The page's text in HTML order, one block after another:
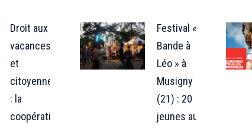
Droit aux
vacances
et
citoyenneté
: la
coopération
Festival « La
Bande à
Léo » à
Musigny
(21) : 20
jeunes aux